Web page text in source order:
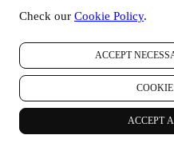
Check our Cookie Policy.
ACCEPT
ACCEPT
actividad de
PARA INFORMARLE
SOBRE LOS
ha dado su
suscribiéndose a nuestro
una cuenta en el Sitio
marketing personalizadas
relacionadas con Le